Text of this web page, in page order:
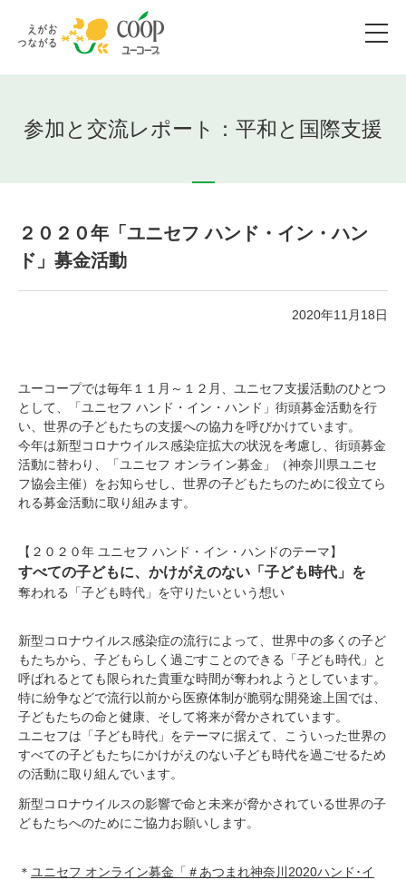
参加と交流レポート：平和と国際支援
２０２０年「ユニセフ ハンド・イン・ハン
ド」募金活動
2020年11月18日
ユーコープでは毎年１１月～１２月、ユニセフ支援活動のひとつ
として、「ユニセフ ハンド・イン・ハンド」街頭募金活動を行
い、世界の子どもたちの支援への協力を呼びかけています。
今年は新型コロナウイルス感染症拡大の状況を考慮し、街頭募金
活動に替わり、「ユニセフ オンライン募金」（神奈川県ユニセ
フ協会主催）をお知らせし、世界の子どもたちのために役立てら
れる募金活動に取り組みます。
【２０２０年 ユニセフ ハンド・イン・ハンドのテーマ】
すべての子どもに、かけがえのない「子ども時代」を
奪われる「子ども時代」を守りたいという想い
新型コロナウイルス感染症の流行によって、世界中の多くの子ど
もたちから、子どもらしく過ごすことのできる「子ども時代」と
呼ばれるとても限られた貴重な時間が奪われようとしています。
特に紛争などで流行以前から医療体制が脆弱な開発途上国では、
子どもたちの命と健康、そして将来が脅かされています。
ユニセフは「子ども時代」をテーマに据えて、こういった世界の
すべての子どもたちにかけがえのない子ども時代を過ごせるため
の活動に取り組んでいます。
新型コロナウイルスの影響で命と未来が脅かされている世界の子
どもたちへのためにご協力お願いします。
＊ ユニセフ オンライン募金「＃あつまれ神奈川2020ハンド･イ